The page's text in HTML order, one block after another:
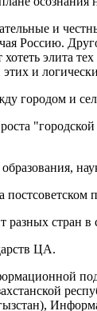
и
Россию.
и
городом и
стран в
ЦА.